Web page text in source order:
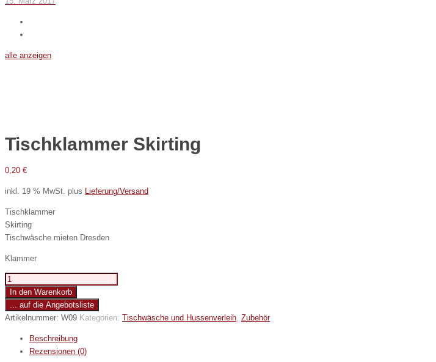
alle anzeigen
Tischklammer Skirting
0,20 €
inkl. 19 % MwSt. plus Lieferung/Versand
Tischklammer
Skirting
Tischwäsche mieten Dresden
Klammer
Tischklammer
Skirting
Menge
In den Warenkorb
... auf die Angebotsliste
Artikelnummer: W09 Kategorien: Tischwäsche und Hussenverleih, Zubehör
Beschreibung
Rezensionen (0)